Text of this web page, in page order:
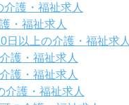
護・福祉求人
・福祉求人
日以上の介護・福祉求人
護・福祉求人
護・福祉求人
介護・福祉求人